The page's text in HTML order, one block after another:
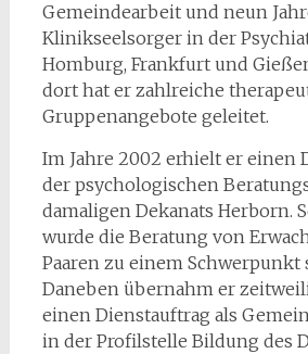
Gemeindearbeit und neun
Klinikseelsorger in der
Homburg, Frankfurt und
dort hat er zahlreiche
Gruppenangebote geleitet.
Im Jahre 2002 erhielt er einen
der psychologischen
damaligen Dekanats Herborn.
wurde die Beratung von
Paaren zu einem Schwerpunkt
Daneben übernahm er
einen Dienstauftrag als
in der Profilstelle Bildung des